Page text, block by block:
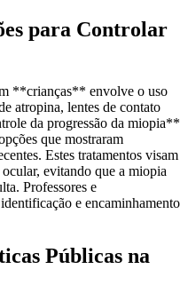
para Controlar
**crianças** envolve o uso
atropina, lentes de contato
da progressão da miopia**
que mostraram
Estes tratamentos visam
evitando que a miopia
Professores e
e encaminhamento
Públicas na